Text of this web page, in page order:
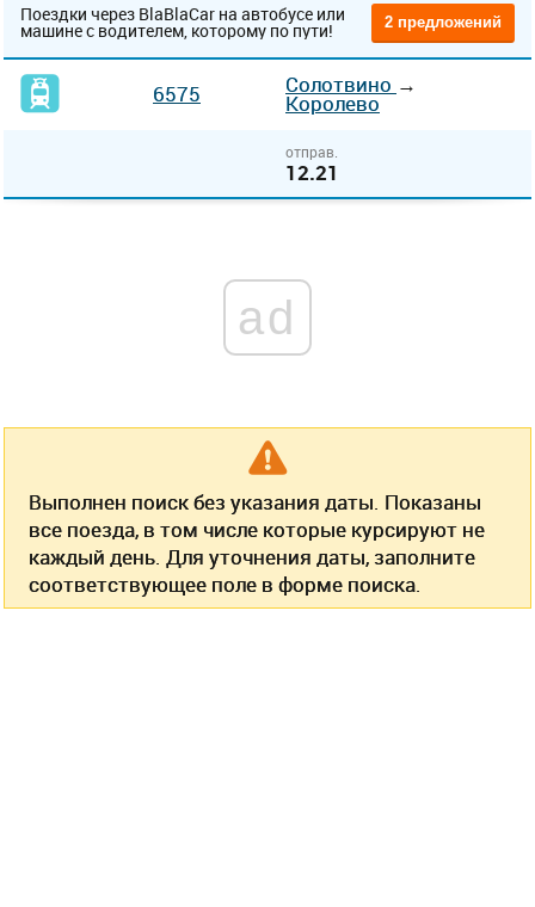
Поездки через BlaBlaCar на автобусе или
машине с водителем, которому по пути! 2 предложений
6575 Солотвино →
Королево
отправ.
12.21
ad
Выполнен поиск без указания даты. Показаны
все поезда, в том числе которые курсируют не
каждый день. Для уточнения даты, заполните
соответствующее поле в форме поиска.